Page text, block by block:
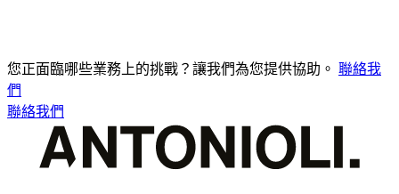
您正面臨哪些業務上的挑戰？讓我們為您提供協助。 聯絡我
們
聯絡我們